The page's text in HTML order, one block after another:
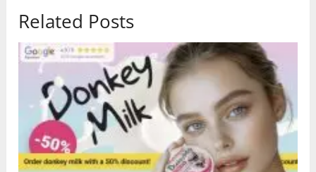
Related Posts